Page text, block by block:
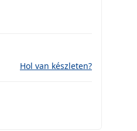
Hol van készleten?